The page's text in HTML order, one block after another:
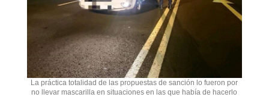
La práctica totalidad de las propuestas de sanción lo fueron por
no llevar mascarilla en situaciones en las que había de hacerlo